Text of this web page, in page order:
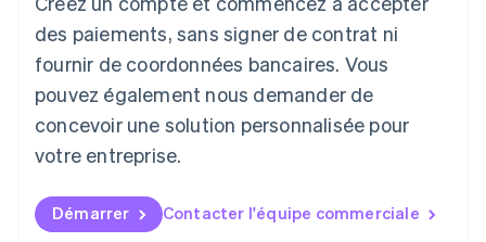
des paiements, sans signer de contrat ni
fournir de coordonnées bancaires. Vous
pouvez également nous demander de
concevoir une solution personnalisée pour
votre entreprise.
Démarrer Contacter l'équipe commerciale
Luxembourg
FrançaisDeutsch English
Malaisie
English 简体中文
Malte
English
EspañolEnglish
English
Nouvelle-Zélande